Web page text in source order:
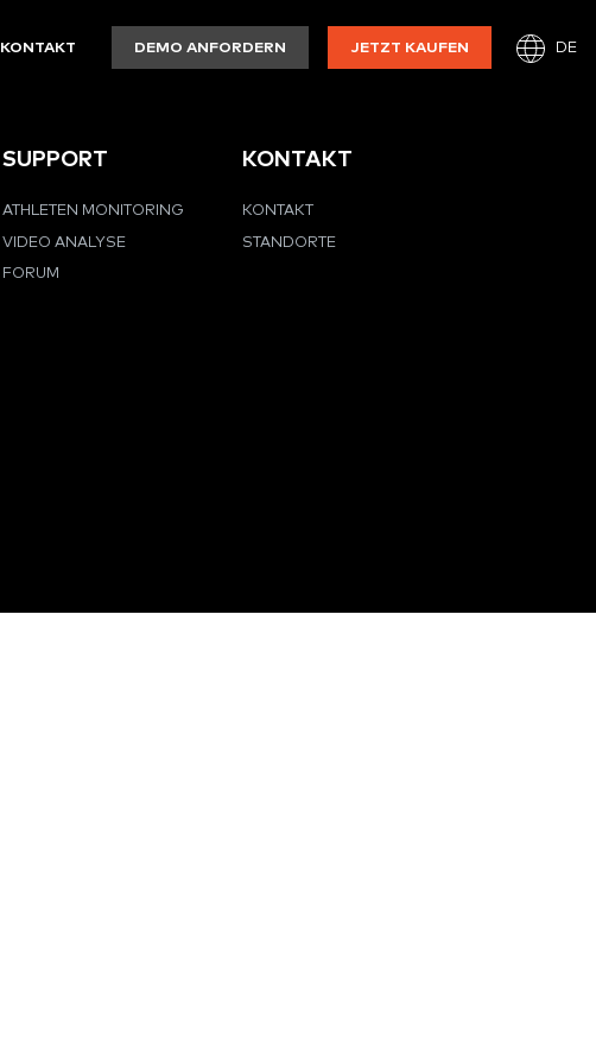
KONTAKT DEMO ANFORDERN JETZT KAUFEN DE
SUPPORT
ATHLETEN MONITORING
VIDEO ANALYSE
FORUM
KONTAKT
KONTAKT
STANDORTE